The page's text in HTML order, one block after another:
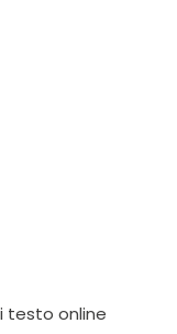
testo online